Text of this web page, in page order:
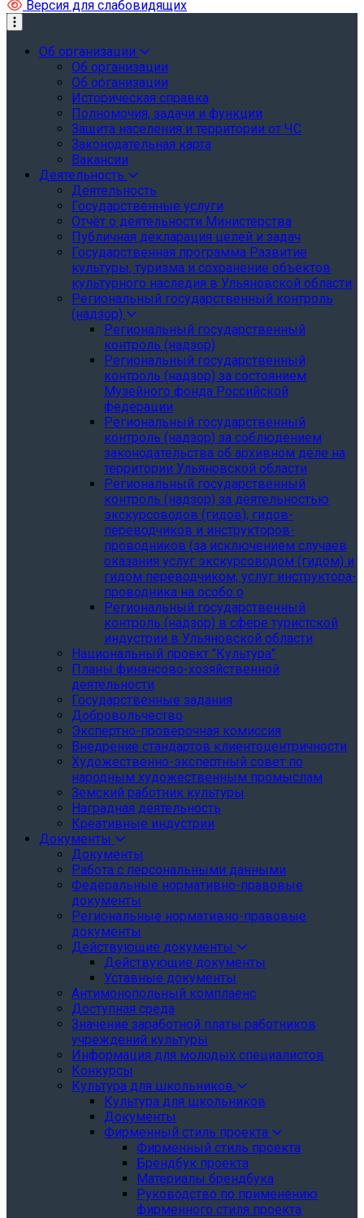
этом
Версия для слабовидящих
Об организации
Об организации
Об организации
Историческая справка
Полномочия, задачи и функции
Защита населения и территории от ЧС
Законодательная карта
Вакансии
Деятельность
Деятельность
Государственные услуги
Отчёт о деятельности Министерства
Публичная декларация целей и задач
Государственная программа Развитие
культуры, туризма и сохранение объектов
культурного наследия в Ульяновской области
Региональный государственный контроль
(надзор)
Региональный государственный
контроль (надзор)
Региональный государственный
контроль (надзор) за состоянием
Музейного фонда Российской
федерации
Региональный государственный
контроль (надзор) за соблюдением
законодательства об архивном деле на
территории Ульяновской области
Региональный государственный
контроль (надзор) за деятельностью
экскурсоводов (гидов), гидов-
переводчиков и инструкторов-
проводников (за исключением случаев
оказания услуг экскурсоводом (гидом) и
гидом переводчиком, услуг инструктора-
проводника на особо о
Региональный государственный
контроль (надзор) в сфере туристской
индустрии в Ульяновской области
Национальный проект "Культура"
Планы финансово-хозяйственной
деятельности
Государственные задания
Добровольчество
Экспертно-проверочная комиссия
Внедрение стандартов клиентоцентричности
Художественно-экспертный совет по
народным художественным промыслам
Земский работник культуры
Наградная деятельность
Креативные индустрии
Документы
Документы
Работа с персональными данными
Федеральные нормативно-правовые
документы
Региональные нормативно-правовые
документы
Действующие документы
Действующие документы
Уставные документы
Антимонопольный комплаенс
Доступная среда
Значение заработной платы работников
учреждений культуры
Информация для молодых специалистов
Конкурсы
Культура для школьников
Культура для школьников
Документы
Фирменный стиль проекта
Фирменный стиль проекта
Брендбук проекта
Материалы брендбука
Руководство по применению
фирменного стиля проекта